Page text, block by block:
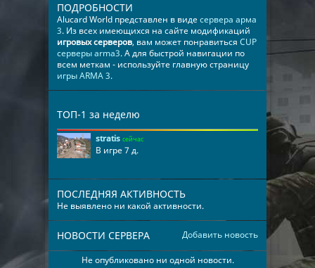
ПОДРОБНОСТИ
Alucard World представлен в видесервера арма
3. Из всех имеющихся на сайте модификаций
игровых серверов, вам может понравиться CUP
серверы arma3. А для быстрой навигации по
всем меткам - используйте главную страницу
игры ARMA 3.
ТОП-1 за неделю
stratis сейчас
В игре 7 д.
ПОСЛЕДНЯЯ АКТИВНОСТЬ
Не выявлено ни какой активности.
Добавить новость
НОВОСТИ СЕРВЕРА
Не опубликовано ни одной новости.